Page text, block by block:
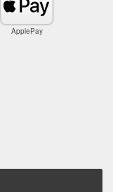
ApplePay